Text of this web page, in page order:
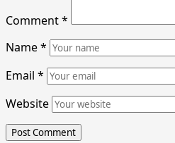
Comment*
Name*
Email *
Website